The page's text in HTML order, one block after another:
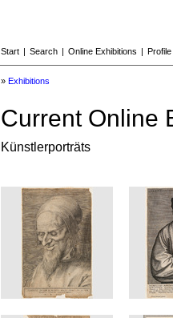
Start | Search | Online Exhibitions |
» Exhibitions
Current Online
Künstlerporträts